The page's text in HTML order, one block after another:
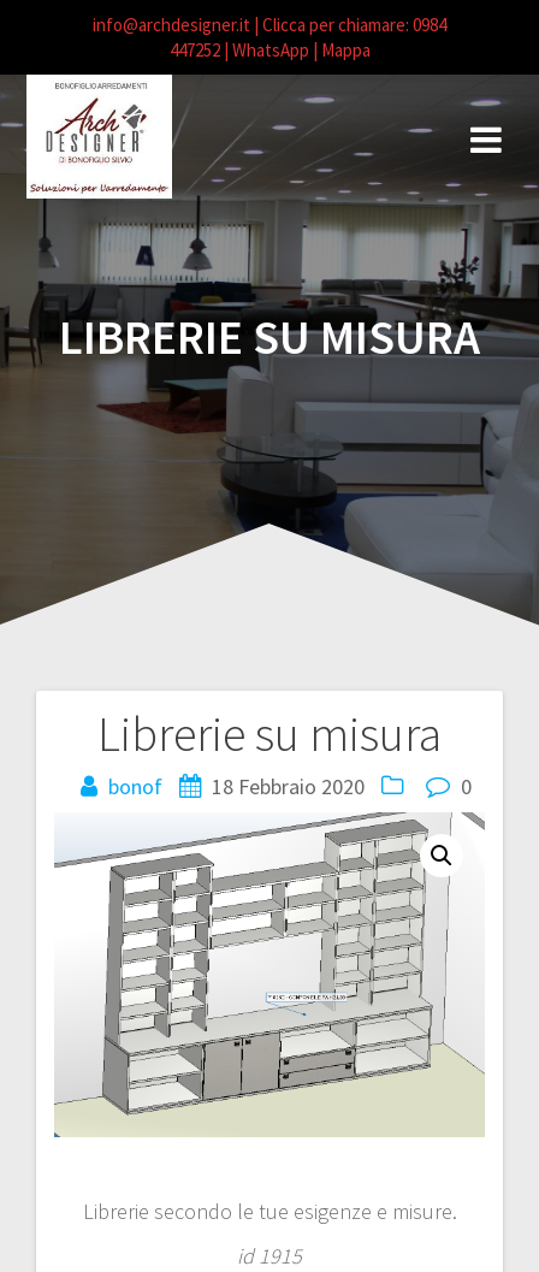
contenuto
LIBRERIE SU MISURA
Librerie su misura
bonof 18 Febbraio 2020 0
Librerie secondo le tue esigenze e misure.
id 1915
Navigazione
articoli
info@archdesigner.it | Clicca per chiamare: 0984
447252| WhatsApp | Mappa